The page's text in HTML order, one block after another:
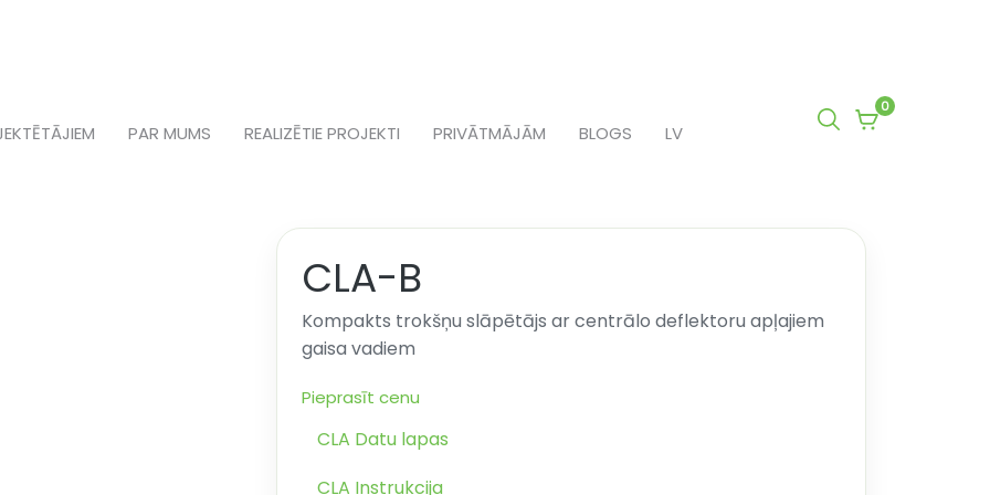
PAR MUMS REALIZĒTIE PROJEKTI PRIVĀTMĀJĀM BLOGS LV
0
0
CLA-B
Kompakts trokšņu slāpētājs ar centrālo deflektoru apļajiem
gaisa vadiem
Pieprasīt cenu
CLA Datu lapas
CLA Instrukcija